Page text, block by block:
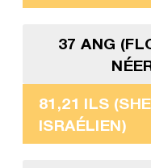
37 ANG
81,21 ILS
ISRAÉLIEN)